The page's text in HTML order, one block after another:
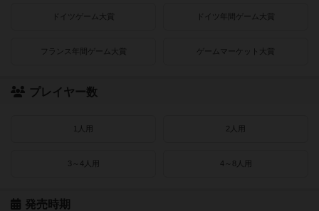
ドイツゲーム大賞 ドイツ年間ゲーム大賞
フランス年間ゲーム大賞 ゲームマーケット大賞
プレイヤー数
1人用 2人用
3～4人用 4～8人用
発売時期